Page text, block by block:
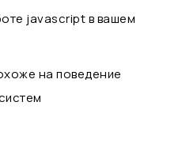
javascript в вашем
на поведение